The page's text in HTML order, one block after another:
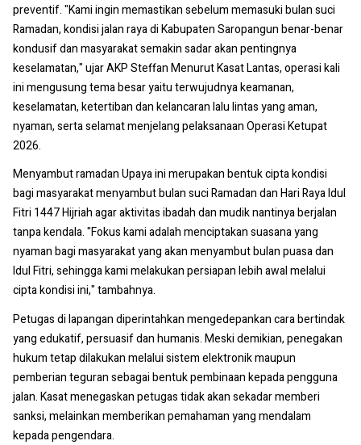
preventif. "Kami ingin memastikan sebelum memasuki bulan suci
Ramadan, kondisi jalan raya di Kabupaten Saropangun benar-benar
kondusif dan masyarakat semakin sadar akan pentingnya
keselamatan," ujar AKP Steffan Menurut Kasat Lantas, operasi kali
ini mengusung tema besar yaitu terwujudnya keamanan,
keselamatan, ketertiban dan kelancaran lalu lintas yang aman,
nyaman, serta selamat menjelang pelaksanaan Operasi Ketupat
2026.
Menyambut ramadan Upaya ini merupakan bentuk cipta kondisi
bagi masyarakat menyambut bulan suci Ramadan dan Hari Raya Idul
Fitri 1447 Hijriah agar aktivitas ibadah dan mudik nantinya berjalan
tanpa kendala. "Fokus kami adalah menciptakan suasana yang
nyaman bagi masyarakat yang akan menyambut bulan puasa dan
Idul Fitri, sehingga kami melakukan persiapan lebih awal melalui
cipta kondisi ini," tambahnya.
Petugas di lapangan diperintahkan mengedepankan cara bertindak
yang edukatif, persuasif dan humanis. Meski demikian, penegakan
hukum tetap dilakukan melalui sistem elektronik maupun
pemberian teguran sebagai bentuk pembinaan kepada pengguna
jalan. Kasat menegaskan petugas tidak akan sekadar memberi
sanksi, melainkan memberikan pemahaman yang mendalam
kepada pengendara.